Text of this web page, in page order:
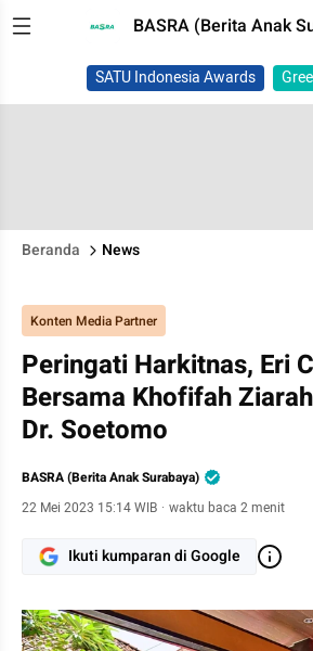
BASRA (Berita Anak
SATU Indonesia Awards
Beranda News
Konten Media Partner
Peringati Harkitnas, Eri
Bersama Khofifah
Dr. Soetomo
BASRA (Berita Anak Surabaya)
22 Mei 2023 15:14 WIB · waktu baca 2 menit
Ikuti kumparan di Google